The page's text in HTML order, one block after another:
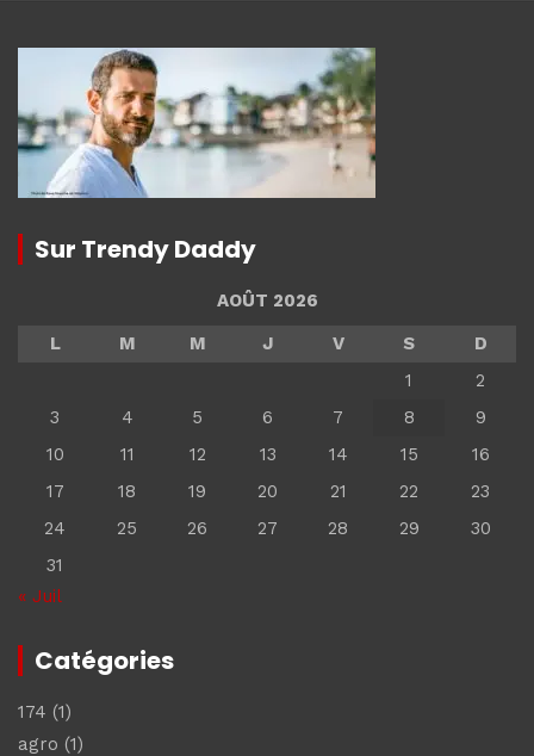
Sur Trendy Daddy
AOÛT 2026
L
M M J V S
D
1
2
3
4 5 6 7 8
9
10
11 12 13 14 15
16
17
18 19 20 21 22
23
24
25 26 27 28 29
30
31
« Juil
Catégories
174 (1)
agro (1)